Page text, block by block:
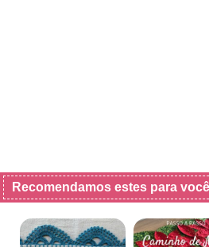
Recomendamos estes para você